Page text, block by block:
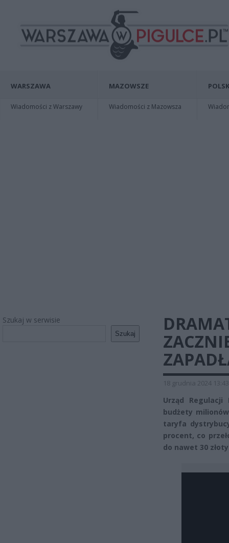
WARSZAWA
Wiadomości z Warszawy
MAZOWSZE
Wiadomości z Mazowsza
Szukaj w serwisie
Szukaj
18 grudnia 2024 13:43
Urząd Regulacji
budżety
taryfa
procent, co
do nawet 30